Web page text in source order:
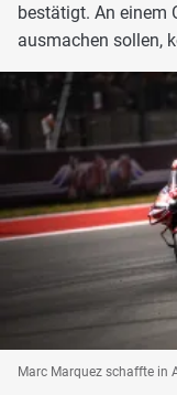
bestätigt. An einem
ausmachen sollen,
Marc Marquez schaffte in